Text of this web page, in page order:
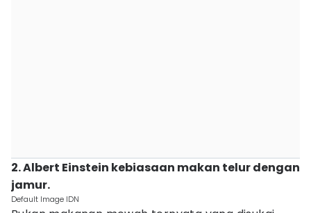
2. Albert Einstein kebiasaan makan telur dengan
jamur.
Default Image IDN